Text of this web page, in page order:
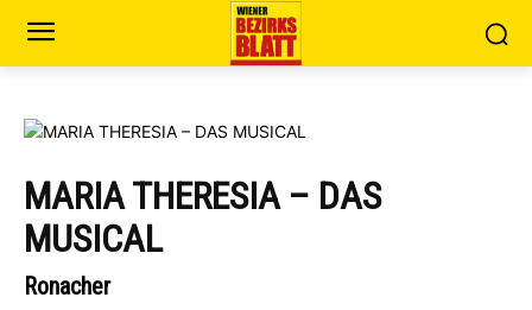
MARIA THERESIA – DAS
MUSICAL
Ronacher